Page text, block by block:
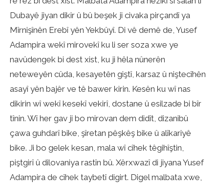
Dubayê jiyan dikir û bû beşek ji civaka pirçandî ya
Mîrnişînên Erebî yên Yekbûyî. Di vê demê de, Yusef
Adampira wekî mirovekî ku li ser soza xwe ye
navûdengek bi dest xist, ku ji hêla nûnerên
neteweyên cûda, kesayetên giştî, karsaz û niştecîhên
asayî yên bajêr ve tê bawer kirin. Kesên ku wî nas
dikirin wî wekî kesekî vekirî, dostane û esilzade bi bîr
tînin. Wî her gav ji bo mirovan dem didît, dizanibû
çawa guhdarî bike, şîretan pêşkêş bike û alîkariyê
bike. Ji bo gelek kesan, mala wî cîhek têgihîştin,
piştgirî û dilovaniya rastîn bû. Xêrxwazî ​​di jiyana Yusef
Adampira de cîhek taybetî digirt. Digel malbata xwe,